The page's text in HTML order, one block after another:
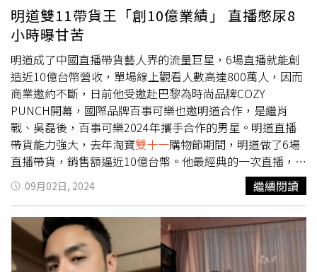
起有點兇不太敢和他講話，沒想到他講話好好笑。」看似精
明幹練的瑪菲司自招其實是神經大條的馬路三寶，所以為了
要演出符合導演設定的女飆仔角色，瑪菲司除了看《頭文字
D》或賽車影片來觀摩車手神情，甚至會與兒子到遊樂場玩
賽車機台遊戲，努力揣摩飆車仔動作細節，非常認真。
明道雙11帶貨王「創10億業績」 直播憋尿8
小時曝甘苦
明道成了中國直播帶貨藝人界的流量巨星，6場直播就能創
造近10億台幣營收，單場線上觀看人數高達800萬人，因而
商業邀約不斷，日前他受邀赴巴黎為時尚品牌COZY
PUNCH開幕，國際品牌百事可樂也邀明道合作，是繼肖
戰、吳磊後，百事可樂2024年攜手合作的男星。明道直播
帶貨能力強大，去年淘寶雙十一購物節期間，明道做了6場
直播帶貨，銷售額逼近10億台幣。他最經典的一次直播，是
2021年時，在抖音8小時內狂吸近9000萬台幣，湧入7萬1
千張以上訂單，明道過程只吃了一個漢堡和上了一次廁所，
被笑是憋尿帶貨大王。明道今年收到百事可樂邀約，成為該
品牌攜手合作的2024年度巨星之一。近日發布的廣告短片
中，他以霸總姿態出場，一發布火速被瘋狂轉發。他9月9日
將回台出席COZY PUNCH全球大使記者會。
09月02日, 2024 繼續閱讀